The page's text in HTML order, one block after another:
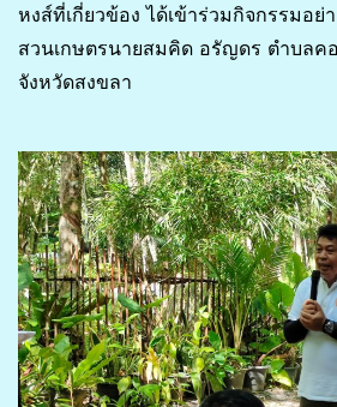
หงส์ที่เกี่ยวข้อง ได้เข้าร่วมกิจกรรมอ
สวนเกษตรนายสมคิด อรัญดร ตำบลค
จังหวัดสงขลา